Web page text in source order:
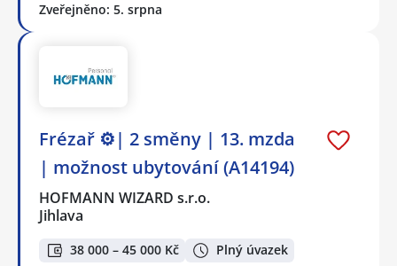
Zveřejněno: 5. srpna
Frézař ⚙️| 2 směny | 13. mzda
| možnost ubytování (A14194)
HOFMANN WIZARD s.r.o.
Jihlava
38 000 – 45 000 Kč Plný úvazek